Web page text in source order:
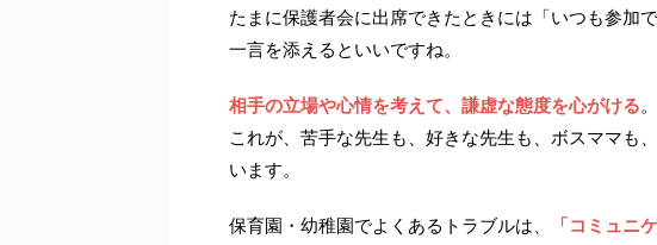
たまに保護者会に出席できたときには「いつも参加
一言を添えるといいですね。
相手の立場や心情を考えて、謙虚な態度を心がける。
これが、苦手な先生も、好きな先生も、ボスママも
います。
保育園・幼稚園でよくあるトラブルは、 「コミュニ